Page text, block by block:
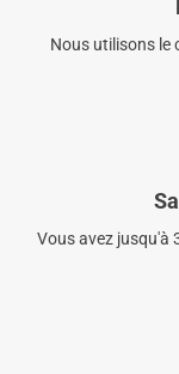
Nous utilisons le
Vous avez jusqu'à